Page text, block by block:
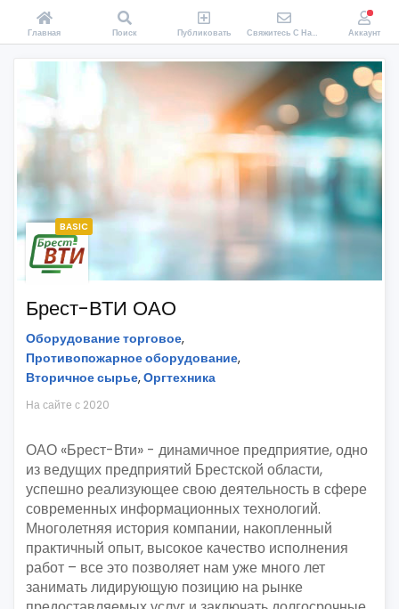
BASIC
Брест-ВТИ ОАО
Оборудование торговое,
Противопожарное оборудование,
Вторичное сырье,Оргтехника
На сайте с 2020
ОАО «Брест-Вти» - динамичное предприятие, одно
из ведущих предприятий Брестской области,
успешно реализующее свою деятельность в сфере
современных информационных технологий.
Многолетняя история компании, накопленный
практичный опыт, высокое качество исполнения
работ – все это позволяет нам уже много лет
занимать лидирующую позицию на рынке
Главная Поиск Публиковать Свяжитесь С Нами Аккаунт